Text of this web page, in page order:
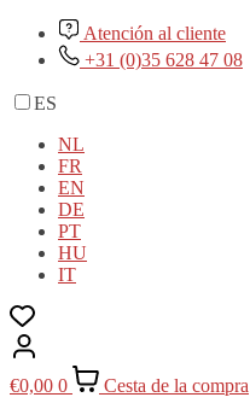
Atención al cliente
+31 (0)35 628 47 08
ES
NL
FR
EN
DE
PT
HU
IT
€0,00 0 Cesta de la compra